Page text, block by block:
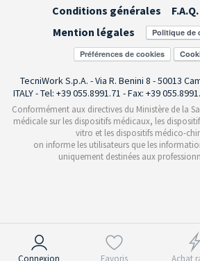
Connexion Favoris Achat
Conditions générales
F.A.Q.
Mention légales
Préférences de cookies
TecniWork S.p.A. - Via R. Benini 8 - 50013
ITALY - Tel: +39 055.8991.71 - Fax: +39
Conformément aux directives du Ministère de la
médicale sur les dispositifs médicaux, les
vitro et les dispositifs médico-
on informe les utilisateurs que les
uniquement destinées aux
Notification lors de la collecte